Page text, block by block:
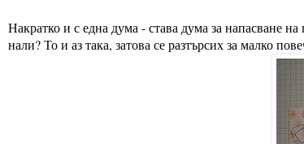
Накратко и с една дума - става дума за напасване
нали? То и аз така, затова се разтърсих за малко